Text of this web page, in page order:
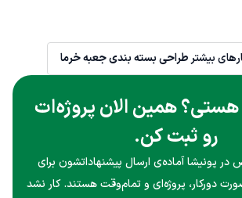
بیشتر طراحی بسته بندی جعبه خرما
همین الان پروژه‌ات
رو ثبت کن.
در پونیشا آماده‌ی ارسال پیشنهاداتشون برای
دورکار، پروژه‌ای و تمام‌وقت هستند. کار نشد